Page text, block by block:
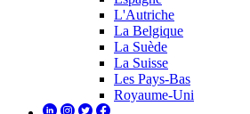
L'Autriche
La Belgique
La Suède
La Suisse
Les Pays-Bas
Royaume-Uni